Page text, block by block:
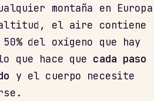
montaña en Europa
el aire contiene
50% del oxígeno que hay
que hace que cada paso
y el cuerpo necesite